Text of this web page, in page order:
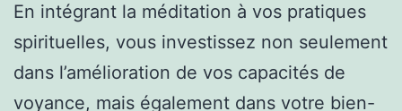
En intégrant la méditation à vos pratiques
spirituelles, vous investissez non seulement
dans l’amélioration de vos capacités de
voyance, mais également dans votre bien-